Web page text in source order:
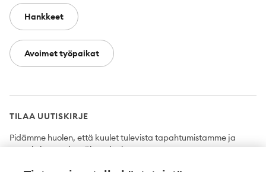
Hankkeet
Avoimet työpaikat
TILAA UUTISKIRJE
Pidämme huolen, että kuulet tulevista tapahtumistamme ja
uutuuksista ensimmäisten joukossa.